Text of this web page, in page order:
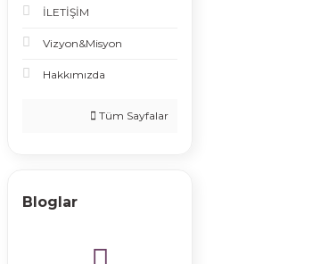
İLETİŞİM
Vizyon&Misyon
Hakkımızda
Tüm Sayfalar
Bloglar